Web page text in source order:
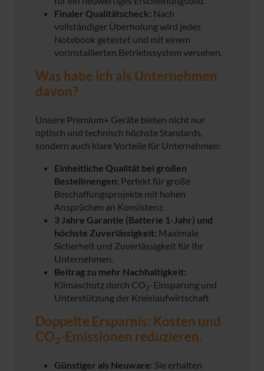
Finaler Qualitätscheck: Nach
vollständiger Überholung wird jedes
Notebook getestet und mit einem
vorinstallierten Betriebssystem versehen.
Was habe ich als Unternehmen
davon?
Unsere Premium+ Geräte bieten nicht nur
optisch und technisch höchste Standards,
sondern auch klare Vorteile für Unternehmen:
Einheitliche Qualität bei großen
Bestellmengen: Perfekt für große
Beschaffungsprojekte mit hohen
Ansprüchen an Konsistenz.
3 Jahre Garantie (Batterie 1-Jahr) und
höchste Zuverlässigkeit: Maximale
Sicherheit und Zuverlässigkeit für Ihr
Unternehmen.
Beitrag zu mehr Nachhaltigkeit:
Klimaschutz durch CO2-Einsparung und
Unterstützung der Kreislaufwirtschaft
Doppelte Ersparnis: Kosten und
CO2-Emissionen reduzieren.
Günstiger als Neuware: Sie erhalten